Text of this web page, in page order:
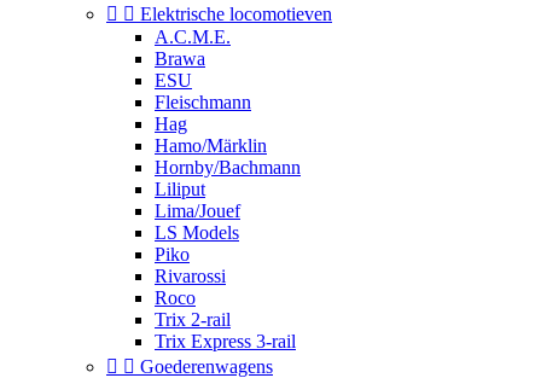
  Elektrische locomotieven
A.C.M.E.
Brawa
ESU
Fleischmann
Hag
Hamo/Märklin
Hornby/Bachmann
Liliput
Lima/Jouef
LS Models
Piko
Rivarossi
Roco
Trix 2-rail
Trix Express 3-rail
  Goederenwagens